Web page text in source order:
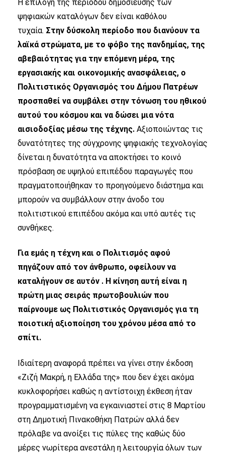
Η επιλογή της περιόδου δημοσίευσης των
ψηφιακών καταλόγων δεν είναι καθόλου
τυχαία. Στην δύσκολη περίοδο που διανύουν τα
λαϊκά στρώματα, με το φόβο της πανδημίας, της
αβεβαιότητας για την επόμενη μέρα, της
εργασιακής και οικονομικής ανασφάλειας, ο
Πολιτιστικός Οργανισμός του Δήμου Πατρέων
προσπαθεί να συμβάλει στην τόνωση του ηθικού
αυτού του κόσμου και να δώσει μια νότα
αισιοδοξίας μέσω της τέχνης. Αξιοποιώντας τις
δυνατότητες της σύγχρονης ψηφιακής τεχνολογίας
δίνεται η δυνατότητα να αποκτήσει το κοινό
πρόσβαση σε υψηλού επιπέδου παραγωγές που
πραγματοποιήθηκαν το προηγούμενο διάστημα και
μπορούν να συμβάλλουν στην άνοδο του
πολιτιστικού επιπέδου ακόμα και υπό αυτές τις
συνθήκες.
Για εμάς η τέχνη και ο Πολιτισμός αφού
πηγάζουν από τον άνθρωπο, οφείλουν να
καταλήγουν σε αυτόν . Η κίνηση αυτή είναι η
πρώτη μιας σειράς πρωτοβουλιών που
παίρνουμε ως Πολιτιστικός Οργανισμός για τη
ποιοτική αξιοποίηση του χρόνου μέσα από το
σπίτι.
Ιδιαίτερη αναφορά πρέπει να γίνει στην έκδοση
«Ζιζή Μακρή, η Ελλάδα της» που δεν έχει ακόμα
κυκλοφορήσει καθώς η αντίστοιχη έκθεση ήταν
προγραμματισμένη να εγκαινιαστεί στις 8 Μαρτίου
στη Δημοτική Πινακοθήκη Πατρών αλλά δεν
πρόλαβε να ανοίξει τις πύλες της καθώς δύο
μέρες νωρίτερα ανεστάλη η λειτουργία όλων των